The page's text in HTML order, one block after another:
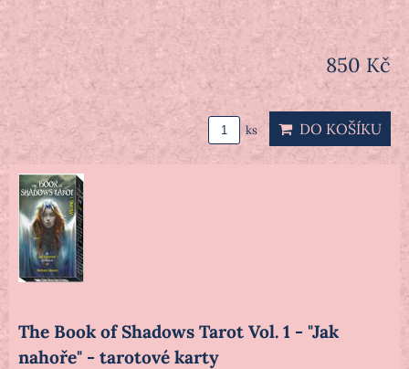
850 Kč
ks DO KOŠÍKU
The Book of Shadows Tarot Vol. 1 - "Jak
nahoře" - tarotové karty